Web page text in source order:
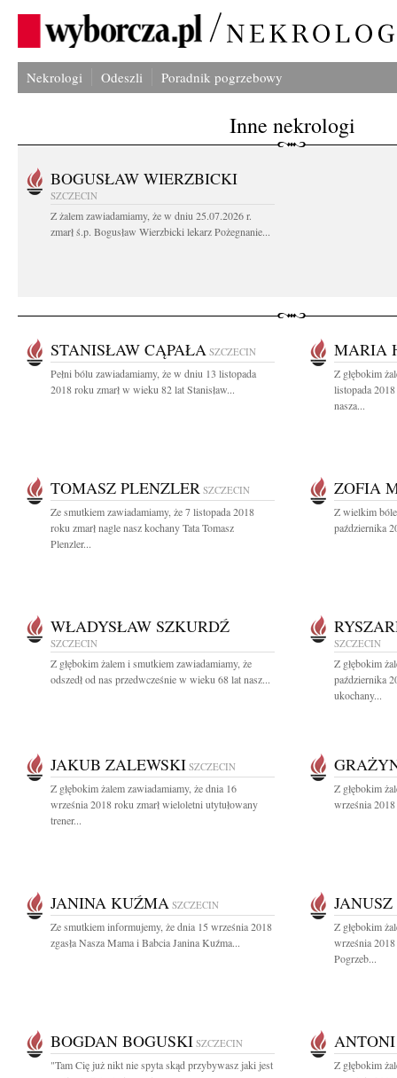
Nekrologi Odeszli Poradnik pogrzebowy
Inne nekrologi
BOGUSŁAW WIERZBICKI
SZCZECIN
Z żalem zawiadamiamy, że w dniu 25.07.2026 r.
zmarł ś.p. Bogusław Wierzbicki lekarz Pożegnanie...
STANISŁAW CĄPAŁA SZCZECIN
Pełni bólu zawiadamiamy, że w dniu 13 listopada
2018 roku zmarł w wieku 82 lat Stanisław...
MARIA
Z głębokim
listopada
nasza...
TOMASZ PLENZLER SZCZECIN
Ze smutkiem zawiadamiamy, że 7 listopada 2018
roku zmarł nagle nasz kochany Tata Tomasz
Plenzler...
ZOFIA
Z wielkim
października
WŁADYSŁAW SZKURDŹ
SZCZECIN
Z głębokim żalem i smutkiem zawiadamiamy, że
odszedł od nas przedwcześnie w wieku 68 lat nasz...
SZCZECIN
Z głębokim
października
ukochany...
JAKUB ZALEWSKI SZCZECIN
Z głębokim żalem zawiadamiamy, że dnia 16
września 2018 roku zmarł wieloletni utytułowany
trener...
Z głębokim
września
JANINA KUŹMA SZCZECIN
Ze smutkiem informujemy, że dnia 15 września 2018
zgasła Nasza Mama i Babcia Janina Kuźma...
Z głębokim
września
Pogrzeb...
BOGDAN BOGUSKI SZCZECIN
"Tam Cię już nikt nie spyta skąd przybywasz jaki jest
Z głębokim